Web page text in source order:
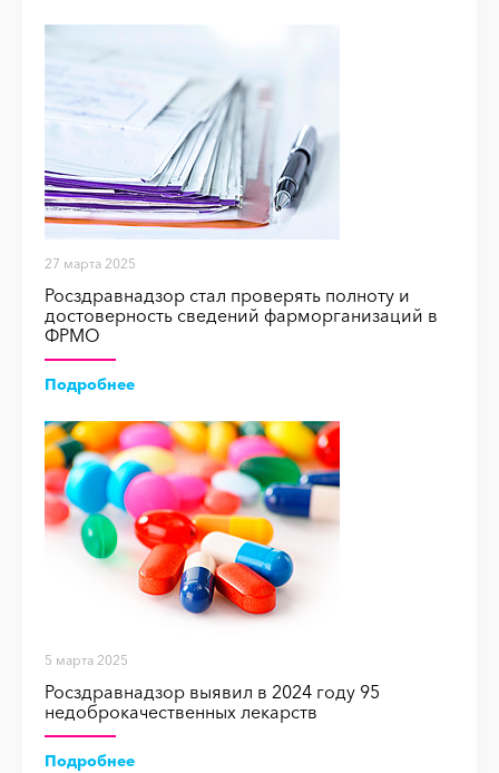
27 марта 2025
Росздравнадзор стал проверять полноту и
достоверность сведений фарморганизаций в
ФРМО
Подробнее
5 марта 2025
Росздравнадзор выявил в 2024 году 95
недоброкачественных лекарств
Подробнее